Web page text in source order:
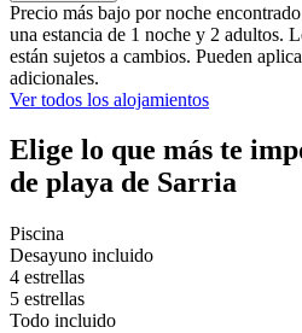
Precio más bajo por noche
una estancia de 1 noche y 2 adultos.
están sujetos a cambios. Pueden
adicionales.
Ver todos los alojamientos
Elige lo que más te
de playa de Sarria
Piscina
Desayuno incluido
4 estrellas
5 estrellas
Todo incluido